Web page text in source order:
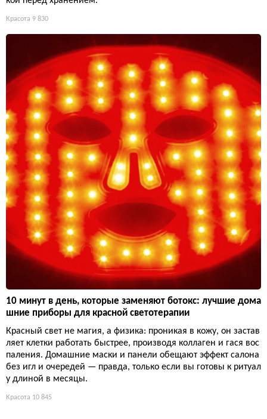
Красота 9 830
10 минут в день, которые заменяют ботокс: лучшие дома
шние приборы для красной светотерапии
Красный свет не магия, а физика: проникая в кожу, он застав
ляет клетки работать быстрее, производя коллаген и гася вос
паления. Домашние маски и панели обещают эффект салона
без игл и очередей — правда, только если вы готовы к ритуал
у длиной в месяцы.
Красота 10 845